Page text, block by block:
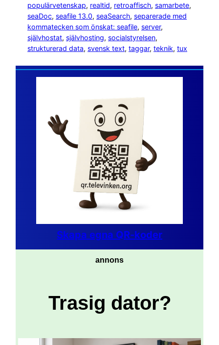
populärvetenskap, realtid, retroaffisch, samarbete
seaDoc, seafile 13.0, seaSearch, separerade med
kommatecken som önskat: seafile, server
självhostat, självhosting, socialstyrelsen
strukturerad data, svensk text, taggar, teknik, tux
Skapa egna QR-koder
annons
Trasig dator?